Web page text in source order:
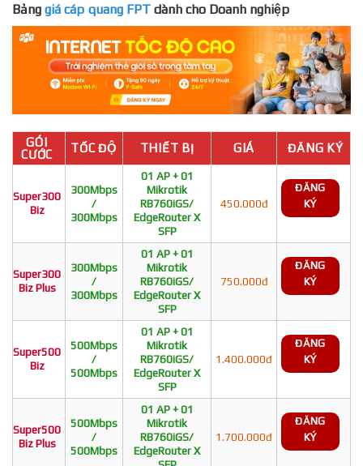
Bảng giá cáp quang FPT dành cho Doanh nghiệp
GÓI
CƯỚC
TỐC ĐỘ THIẾT BỊ GIÁ ĐĂNG KÝ
Super300
Biz
300Mbps
/
300Mbps
01 AP + 01
Mikrotik
RB760iGS/
EdgeRouter X
SFP
450.000đ
ĐĂNG
KÝ
Super300
Biz Plus
300Mbps
/
300Mbps
01 AP + 01
Mikrotik
RB760iGS/
EdgeRouter X
SFP
750.000đ
ĐĂNG
KÝ
Super500
Biz
500Mbps
/
500Mbps
01 AP + 01
Mikrotik
RB760iGS/
EdgeRouter X
SFP
1.400.000đ
ĐĂNG
KÝ
Super500
Biz Plus
500Mbps
/
500Mbps
01 AP + 01
Mikrotik
RB760iGS/
EdgeRouter X
1.700.000đ
ĐĂNG
KÝ